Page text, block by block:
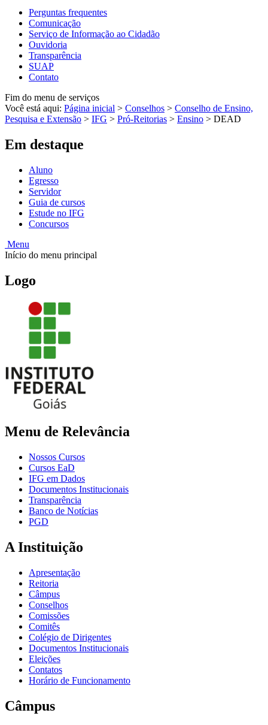
Perguntas frequentes
Comunicação
Serviço de Informação ao Cidadão
Ouvidoria
Transparência
SUAP
Contato
Fim do menu de serviços
Você está aqui: Página inicial > Conselhos > Conselho de Ensino,
Pesquisa e Extensão > IFG > Pró-Reitorias > Ensino > DEAD
Em destaque
Aluno
Egresso
Servidor
Guia de cursos
Estude no IFG
Concursos
Menu
Início do menu principal
Logo
Menu de Relevância
Nossos Cursos
Cursos EaD
IFG em Dados
Documentos Institucionais
Transparência
Banco de Notícias
PGD
A Instituição
Apresentação
Reitoria
Câmpus
Conselhos
Comissões
Comitês
Colégio de Dirigentes
Documentos Institucionais
Eleições
Contatos
Horário de Funcionamento
Câmpus